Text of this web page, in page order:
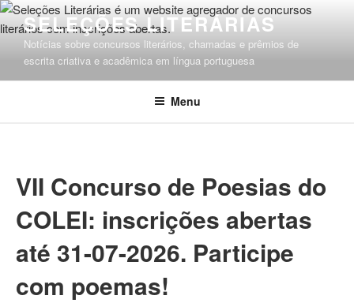
Pular
para
conteúdo
SELEÇÕES LITERÁRIAS
Notícias sobre concursos literários, chamadas e prêmios de
escrita criativa e acadêmica em língua portuguesa
Menu
VII Concurso de Poesias do
COLEI: inscrições abertas
até 31-07-2026. Participe
com poemas!